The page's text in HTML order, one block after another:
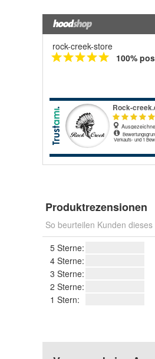
rock-creek-store
100%
Produktrezensionen
So beurteilen Kunden dieses
5 Sterne:
4 Sterne:
3 Sterne:
2 Sterne:
1 Stern: